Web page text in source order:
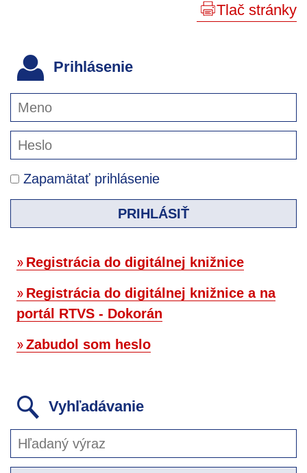
Tlač stránky
Prihlásenie
Zapamätať prihlásenie
PRIHLÁSIŤ
Registrácia do digitálnej knižnice
Registrácia do digitálnej knižnice a na
portál RTVS - Dokorán
Zabudol som heslo
Vyhľadávanie